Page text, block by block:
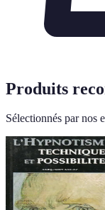
Produits
Sélectionnés par nos